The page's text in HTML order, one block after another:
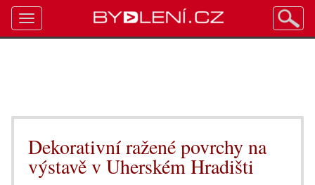
Dekorativní ražené povrchy na
výstavě v Uherském Hradišti
Toggle
navigation